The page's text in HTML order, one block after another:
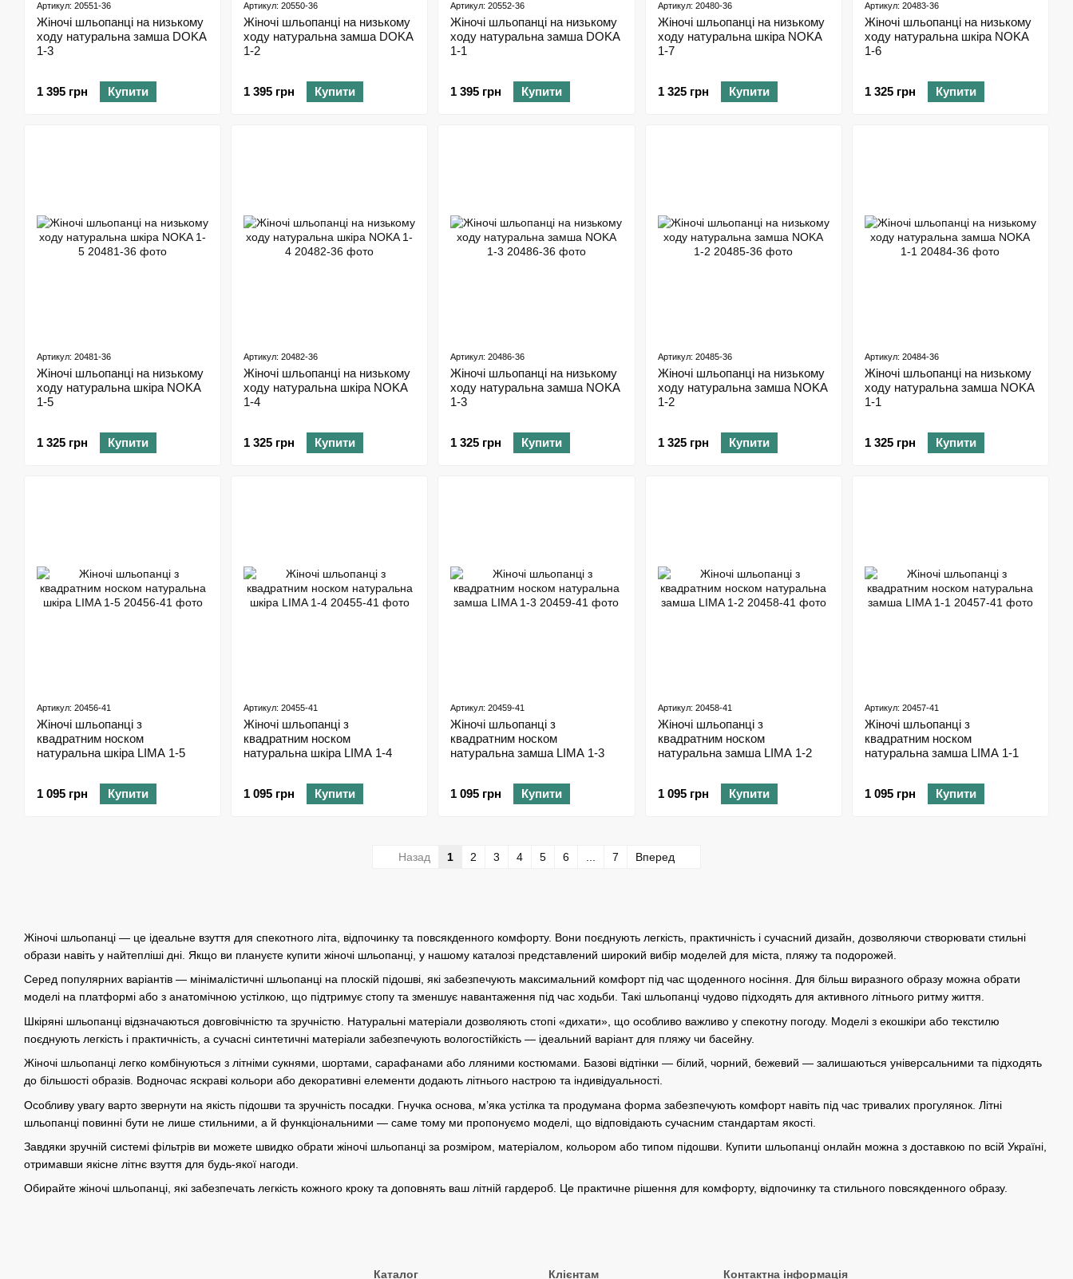
Жіночі шльопанці — це ідеальне взуття для спекотного літа, відпочинку та повсякденного комфорту. Вони поєднують легкість, практичність і сучасний дизайн, дозволяючи створювати стильні
образи навіть у найтепліші дні. Якщо ви плануєте купити жіночі шльопанці, у нашому каталозі представлений широкий вибір моделей для міста, пляжу та подорожей.
Серед популярних варіантів — мінімалістичні шльопанці на плоскій підошві, які забезпечують максимальний комфорт під час щоденного носіння. Для більш виразного образу можна обрати
моделі на платформі або з анатомічною устілкою, що підтримує стопу та зменшує навантаження під час ходьби. Такі шльопанці чудово підходять для активного літнього ритму життя.
Шкіряні шльопанці відзначаються довговічністю та зручністю. Натуральні матеріали дозволяють стопі «дихати», що особливо важливо у спекотну погоду. Моделі з екошкіри або текстилю
поєднують легкість і практичність, а сучасні синтетичні матеріали забезпечують вологостійкість — ідеальний варіант для пляжу чи басейну.
Жіночі шльопанці легко комбінуються з літніми сукнями, шортами, сарафанами або лляними костюмами. Базові відтінки — білий, чорний, бежевий — залишаються універсальними та підходять
до більшості образів. Водночас яскраві кольори або декоративні елементи додають літнього настрою та індивідуальності.
Особливу увагу варто звернути на якість підошви та зручність посадки. Гнучка основа, м’яка устілка та продумана форма забезпечують комфорт навіть під час тривалих прогулянок. Літні
шльопанці повинні бути не лише стильними, а й функціональними — саме тому ми пропонуємо моделі, що відповідають сучасним стандартам якості.
Завдяки зручній системі фільтрів ви можете швидко обрати жіночі шльопанці за розміром, матеріалом, кольором або типом підошви. Купити шльопанці онлайн можна з доставкою по всій Україні,
отримавши якісне літнє взуття для будь-якої нагоди.
Обирайте жіночі шльопанці, які забезпечать легкість кожного кроку та доповнять ваш літній гардероб. Це практичне рішення для комфорту, відпочинку та стильного повсякденного образу.
Артикул: 20551-36
Жіночі шльопанці на низькому
ходу натуральна замша DOKA
1-3
1 395 грн Купити
Артикул: 20550-36
Жіночі шльопанці на низькому
ходу натуральна замша DOKA
1-2
1 395 грн Купити
Артикул: 20552-36
Жіночі шльопанці на низькому
ходу натуральна замша DOKA
1-1
1 395 грн Купити
Артикул: 20480-36
Жіночі шльопанці на низькому
ходу натуральна шкіра NOKA
1-7
1 325 грн Купити
Артикул: 20483-36
Жіночі шльопанці на низькому
ходу натуральна шкіра NOKA
1-6
1 325 грн Купити
Артикул: 20481-36
Жіночі шльопанці на низькому
ходу натуральна шкіра NOKA
1-5
1 325 грн Купити
Артикул: 20482-36
Жіночі шльопанці на низькому
ходу натуральна шкіра NOKA
1-4
1 325 грн Купити
Артикул: 20486-36
Жіночі шльопанці на низькому
ходу натуральна замша NOKA
1-3
1 325 грн Купити
Артикул: 20485-36
Жіночі шльопанці на низькому
ходу натуральна замша NOKA
1-2
1 325 грн Купити
Артикул: 20484-36
Жіночі шльопанці на низькому
ходу натуральна замша NOKA
1-1
1 325 грн Купити
Артикул: 20456-41
Жіночі шльопанці з
квадратним носком
натуральна шкіра LIMA 1-5
1 095 грн Купити
Артикул: 20455-41
Жіночі шльопанці з
квадратним носком
натуральна шкіра LIMA 1-4
1 095 грн Купити
Артикул: 20459-41
Жіночі шльопанці з
квадратним носком
натуральна замша LIMA 1-3
1 095 грн Купити
Артикул: 20458-41
Жіночі шльопанці з
квадратним носком
натуральна замша LIMA 1-2
1 095 грн Купити
Артикул: 20457-41
Жіночі шльопанці з
квадратним носком
натуральна замша LIMA 1-1
1 095 грн Купити
Назад 1 2 3 4 5 6 7 Вперед
Каталог Клієнтам Контактна інформація